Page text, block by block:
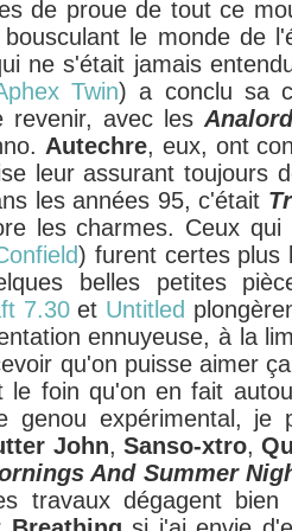
de proue de tout ce
le monde de
ne s'était jamais
Twin) a conclu sa
revenir, avec les Analord
Autechre, eux, ont
leur assurant toujours
les années 95, c'était
les charmes. Ceux qui
) furent certes plus
belles petites
7.30et Untitled
ennuyeuse, à la
qu'on puisse aimer
le foin qu'on en fait
genou expérimental, je
John, Sanso-xtro,
And Summer
travaux dégagent